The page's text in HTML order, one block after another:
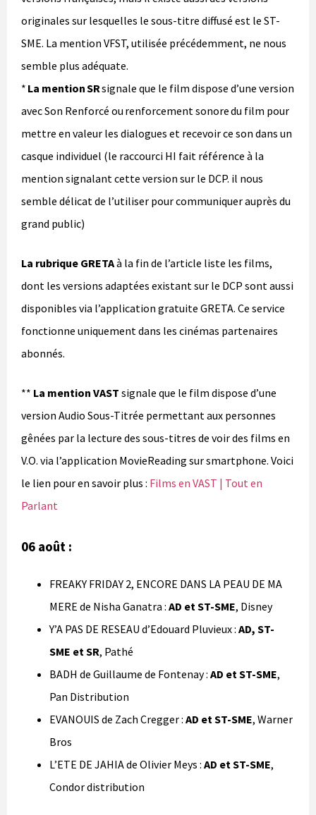
originales sur lesquelles le sous-titre diffusé est le ST-
SME. La mention VFST, utilisée précédemment, ne nous
semble plus adéquate.
* La mention SRsignale que le film dispose d’une version
avec Son Renforcé ou renforcement sonore du film pour
mettre en valeur les dialogues et recevoir ce son dans un
casque individuel (le raccourci HI fait référence à la
mention signalant cette version sur le DCP. il nous
semble délicat de l’utiliser pour communiquer auprès du
grand public)
La rubrique GRETAà la fin de l’article liste les films,
dont les versions adaptées existant sur le DCP sont aussi
disponibles via l’application gratuite GRETA. Ce service
fonctionne uniquement dans les cinémas partenaires
abonnés.
** La mention VAST signale que le film dispose d’une
version Audio Sous-Titrée permettant aux personnes
gênées par la lecture des sous-titres de voir des films en
V.O. via l’application MovieReading sur smartphone. Voici
le lien pour en savoir plus : Films en VAST | Tout en
Parlant
06 août :
FREAKY FRIDAY 2, ENCORE DANS LA PEAU DE MA
MERE de Nisha Ganatra : AD et ST-SME, Disney
Y’A PAS DE RESEAU d’Edouard Pluvieux : AD, ST-
SME et SR, Pathé
BADH de Guillaume de Fontenay : AD et ST-SME,
Pan Distribution
EVANOUIS de Zach Cregger : AD et ST-SME, Warner
Bros
L’ETE DE JAHIA de Olivier Meys : AD et ST-SME,
Condor distribution